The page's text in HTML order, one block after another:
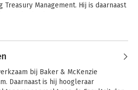
Management. Hij is daarnaast
bij Baker & McKenzie
Daarnaast is hij hoogleraar